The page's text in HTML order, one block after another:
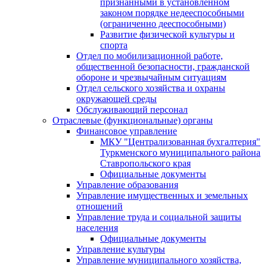
законом порядке недееспособными
(ограниченно дееспособными)
Развитие физической культуры и
спорта
Отдел по мобилизационной работе,
общественной безопасности, гражданской
оборонe и чрезвычайным ситуациям
Отдел сельского хозяйства и охраны
окружающей среды
Обслуживающий персонал
Отраслевые (функциональные) органы
Финансовое управление
МКУ "Централизованная бухгалтерия"
Туркменского муниципального района
Ставропольского края
Официальные документы
Управление образования
Управление имущественных и земельных
отношений
Управление труда и социальной защиты
населения
Официальные документы
Управление культуры
Управление муниципального хозяйства,